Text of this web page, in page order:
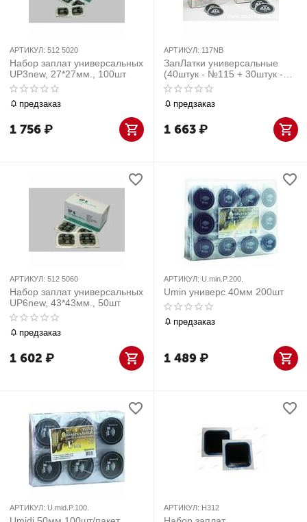
АРТИКУЛ: 512 5020
Набор заплат универсальных
UP3new, 27*27мм., 100шт
предзаказ
1 756₽
АРТИКУЛ: 117NB
ЗапЛатки универсальные
(40штук - №115 + 30штук -
№116) 70 шт
предзаказ
1 663₽
АРТИКУЛ: 512 5060
Набор заплат универсальных
UP6new, 43*43мм., 50шт
предзаказ
1 602 ₽
АРТИКУЛ: U.min.P.200.
Umin универс 40мм 200шт
предзаказ
1 489₽
АРТИКУЛ: U.mid.P.100. АРТИКУЛ: H312